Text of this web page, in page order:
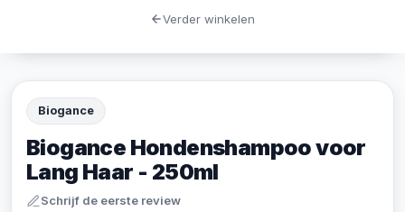
Biogance
Biogance Hondenshampoo voor
Lang Haar - 250ml
Schrijf de eerste review
Verder winkelen